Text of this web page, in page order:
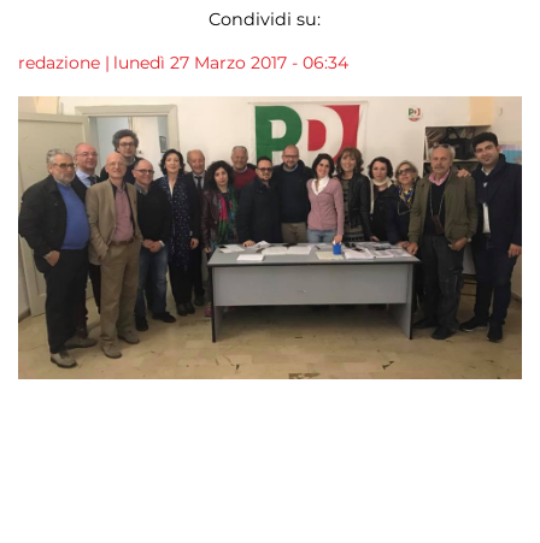
Condividi su:
redazione | lunedì 27 Marzo 2017 - 06:34